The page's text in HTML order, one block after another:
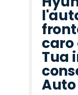
Tua
Auto